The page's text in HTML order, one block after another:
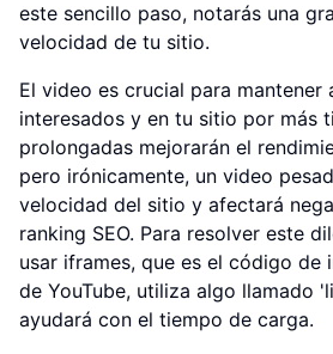
este sencillo paso, notarás una
velocidad de tu sitio.
El video es crucial para mantener
interesados y en tu sitio por más
prolongadas mejorarán el
pero irónicamente, un video
velocidad del sitio y afectará
ranking SEO. Para resolver este
usar iframes, que es el código de
de YouTube, utiliza algo llamado
ayudará con el tiempo de carga.